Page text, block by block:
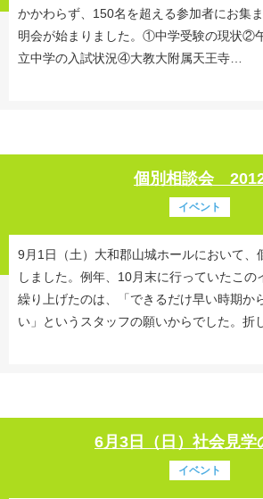
かかわらず、150名を超える参加者にお集
明会が始まりました。①中学受験の現状②
立中学の入試状況④大教大附属天王寺…
個別相談会
イベント
9月1日（土）大和郡山城ホールにおいて、
しました。例年、10月末に行っていたこの
繰り上げたのは、「できるだけ早い時期か
い」というスタッフの願いからでした。折
6月3日（日）社会見学
イベント